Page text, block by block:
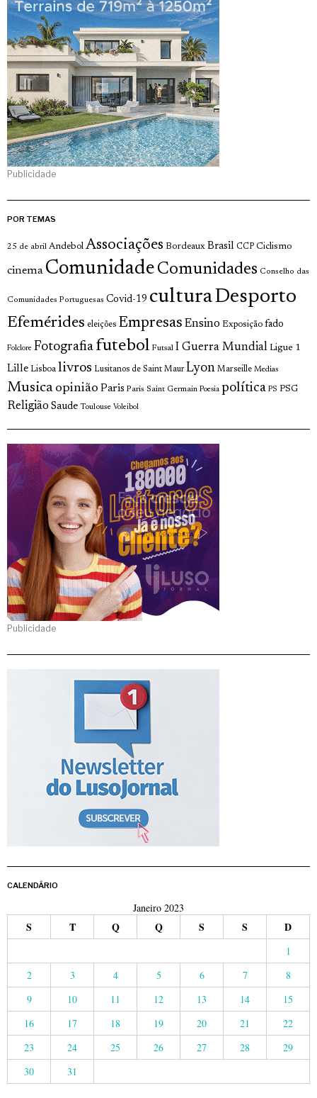
Publicidade
POR TEMAS
25 de abril Andebol Associações Bordeaux Brasil CCP Ciclismo
cinema Comunidade Comunidades Conselho das
Comunidades Portuguesas Covid-19 culturaDesporto
Efemérides eleições Empresas Ensino Exposição fado
Folclore Fotografia futebol Futsal I Guerra Mundial Ligue 1
Lille Lisboa livros Lusitanos de Saint Maur Lyon Marseille Medias
Musica opinião Paris Paris Saint Germain Poesia política PS PSG
Religião Saude Toulouse Voleibol
Publicidade
CALENDÁRIO
Janeiro 2023
S T Q Q S S D
1
2
3 4 5 6 7
8
9
10 11 12 13 14
15
16
17 18 19 20 21
22
23
24 25 26 27 28
29
30
31